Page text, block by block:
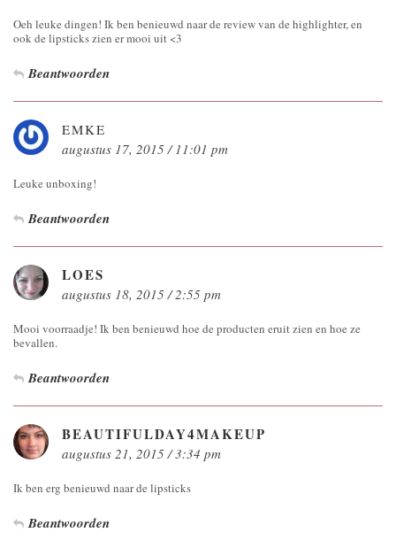
Oeh leuke dingen! Ik ben benieuwd naar de review van de highlighter, en
ook de lipsticks zien er mooi uit <3
Beantwoorden
EMKE
augustus 17, 2015 / 11:01 pm
Leuke unboxing!
Beantwoorden
LOES
augustus 18, 2015 / 2:55 pm
Mooi voorraadje! Ik ben benieuwd hoe de producten eruit zien en hoe ze
bevallen.
Beantwoorden
BEAUTIFULDAY4MAKEUP
augustus 21, 2015 / 3:34 pm
Ik ben erg benieuwd naar de lipsticks
Beantwoorden